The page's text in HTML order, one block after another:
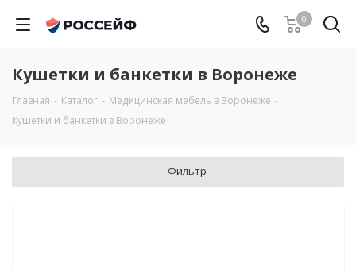
0
Кушетки и банкетки в Воронеже
Главная - Каталог - Медицинская мебель в Воронеже -
Кушетки и банкетки в Воронеже
Фильтр